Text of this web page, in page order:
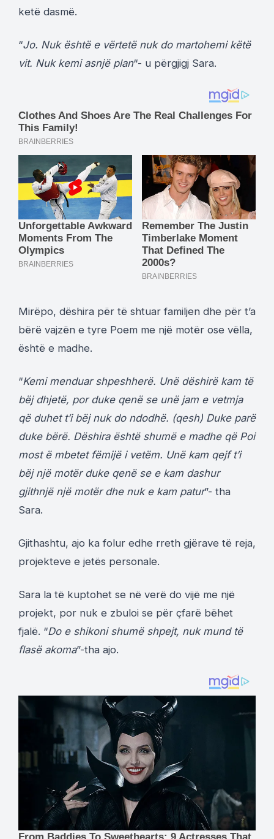
ketë dasmë.
“Jo. Nuk është e vërtetë nuk do martohemi këtë
vit. Nuk kemi asnjë plan“- u përgjigj Sara.
Mirëpo, dëshira për të shtuar familjen dhe për t’a
bërë vajzën e tyre Poem me një motër ose vëlla,
është e madhe.
“Kemi menduar shpeshherë. Unë dëshirë kam të
bëj dhjetë, por duke qenë se unë jam e vetmja
që duhet t’i bëj nuk do ndodhë. (qesh) Duke parë
duke bërë. Dëshira është shumë e madhe që Poi
most ë mbetet fëmijë i vetëm. Unë kam qejf t’i
bëj një motër duke qenë se e kam dashur
gjithnjë një motër dhe nuk e kam patur”- tha
Sara.
Gjithashtu, ajo ka folur edhe rreth gjërave të reja,
projekteve e jetës personale.
Sara la të kuptohet se në verë do vijë me një
projekt, por nuk e zbuloi se për çfarë bëhet
fjalë. “Do e shikoni shumë shpejt, nuk mund të
flasë akoma”-tha ajo.